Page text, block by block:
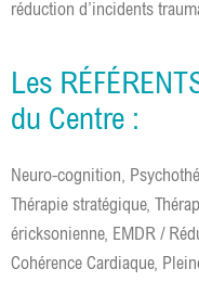
réduction d’incidents
Les
du Centre :
Neuro-cognition,
Thérapie stratégique,
éricksonienne, EMDR /
Cohérence Cardiaque,